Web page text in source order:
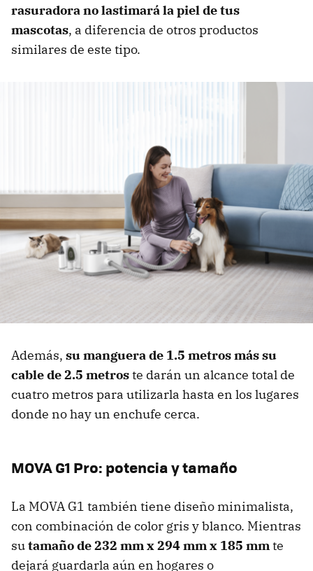
rasuradora no lastimará la piel de tus
mascotas, a diferencia de otros productos
similares de este tipo.
Además, su manguera de 1.5 metros más su
cable de 2.5 metroste darán un alcance total de
cuatro metros para utilizarla hasta en los lugares
donde no hay un enchufe cerca.
MOVA G1 Pro: potencia y tamaño
La MOVA G1 también tiene diseño minimalista,
con combinación de color gris y blanco. Mientras
sutamaño de 232 mm x 294 mm x 185 mmte
dejará guardarla aún en hogares o